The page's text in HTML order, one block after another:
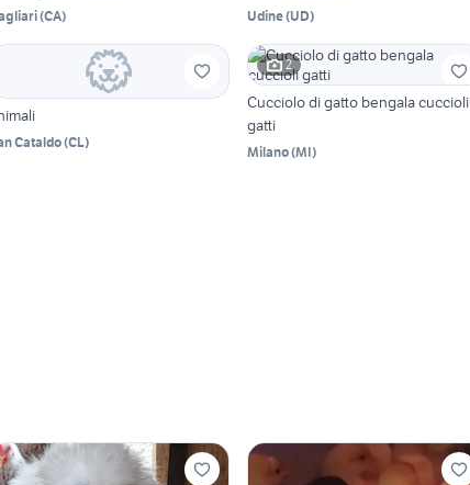
(CA) Udine(UD)
Cataldo(CL)
2
Cucciolo di gatto bengala cuccioli
gatti
Milano(MI)